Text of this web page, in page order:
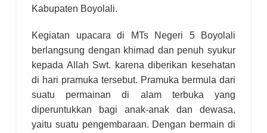
Kabupaten Boyolali.
Kegiatan upacara di MTs Negeri 5 Boyolali
berlangsung dengan khimad dan penuh syukur
kepada Allah Swt. karena diberikan kesehatan
di hari pramuka tersebut. Pramuka bermula dari
suatu permainan di alam terbuka yang
diperuntukkan bagi anak-anak dan dewasa,
yaitu suatu pengembaraan. Dengan bermain di